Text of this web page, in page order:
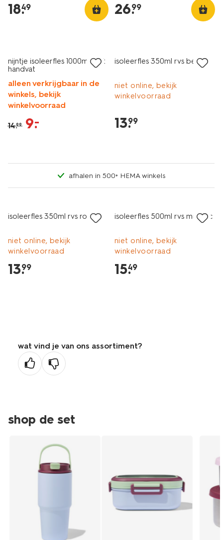
18.
49 26.
99
nijntje isoleerfles 1000ml met
handvat
alleen verkrijgbaar in de
winkels, bekijk
winkelvoorraad
14.99 9.
–
isoleerfles 350ml rvs beige
niet online, bekijk
winkelvoorraad
13.
99
afhalen in 500+ HEMA winkels
isoleerfles 350ml rvs roze
niet online, bekijk
winkelvoorraad
13.
99
isoleerfles 500ml rvs metallic
niet online, bekijk
winkelvoorraad
15.
49
wat vind je van ons assortiment?
shop de set